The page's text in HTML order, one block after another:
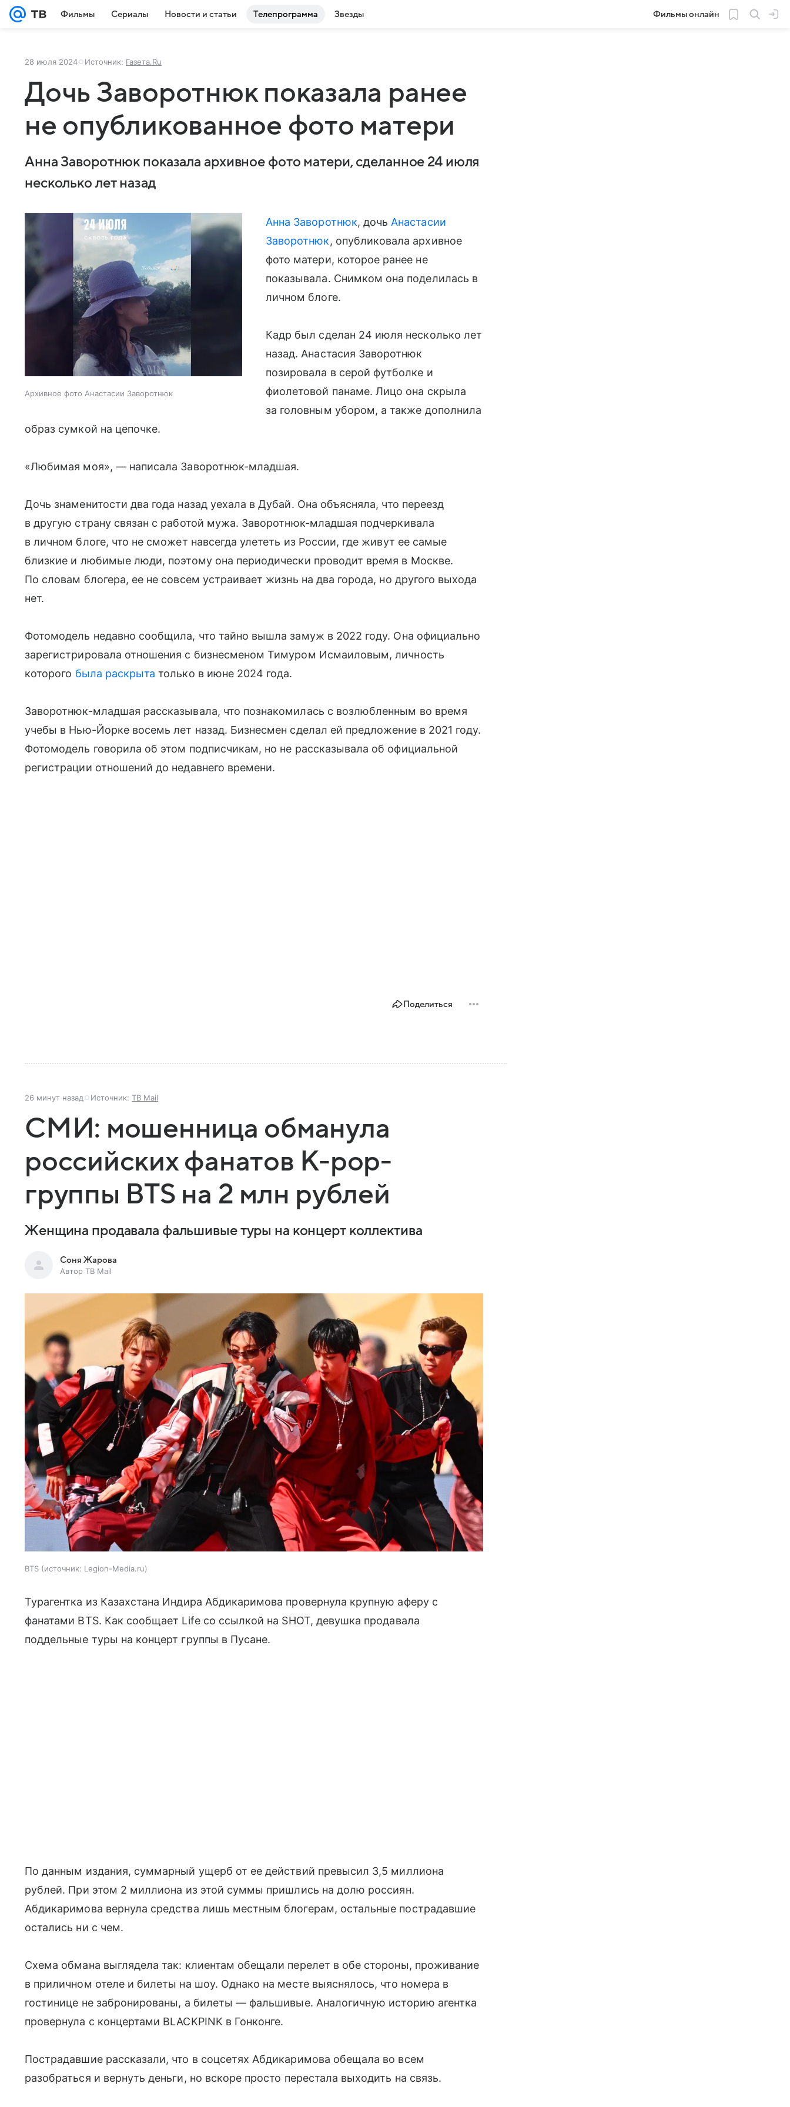
Фильмы Сериалы Новости и статьи Телепрограмма Звезды Фильмы онлайн
28 июля 2024 Источник: Газета.Ru
Дочь Заворотнюк показала ранее
не опубликованное фото матери
Анна Заворотнюк показала архивное фото матери, сделанное 24 июля
несколько лет назад
Архивное фото Анастасии Заворотнюк
Анна Заворотнюк, дочь Анастасии
Заворотнюк, опубликовала архивное
фото матери, которое ранее не
показывала. Снимком она поделилась в
личном блоге.
Кадр был сделан 24 июля несколько лет
назад. Анастасия Заворотнюк
позировала в серой футболке и
фиолетовой панаме. Лицо она скрыла
за головным убором, а также дополнила
образ сумкой на цепочке.
«Любимая моя», — написала Заворотнюк-младшая.
Дочь знаменитости два года назад уехала в Дубай. Она объясняла, что переезд
в другую страну связан с работой мужа. Заворотнюк-младшая подчеркивала
в личном блоге, что не сможет навсегда улететь из России, где живут ее самые
близкие и любимые люди, поэтому она периодически проводит время в Москве.
По словам блогера, ее не совсем устраивает жизнь на два города, но другого выхода
нет.
Фотомодель недавно сообщила, что тайно вышла замуж в 2022 году. Она официально
зарегистрировала отношения с бизнесменом Тимуром Исмаиловым, личность
которого была раскрыта только в июне 2024 года.
Заворотнюк-младшая рассказывала, что познакомилась с возлюбленным во время
учебы в Нью-Йорке восемь лет назад. Бизнесмен сделал ей предложение в 2021 году.
Фотомодель говорила об этом подписчикам, но не рассказывала об официальной
регистрации отношений до недавнего времени.
Поделиться
26 минут назад Источник: ТВ Mail
СМИ: мошенница обманула
российских фанатов K-pop-
группы BTS на 2 млн рублей
Женщина продавала фальшивые туры на концерт коллектива
Соня Жарова
Автор ТВ Mail
BTS источник: Legion-Media.ru
Турагентка из Казахстана Индира Абдикаримова провернула крупную аферу с
фанатами BTS. Как сообщает Life со ссылкой на SHOT, девушка продавала
поддельные туры на концерт группы в Пусане.
По данным издания, суммарный ущерб от ее действий превысил 3,5 миллиона
рублей. При этом 2 миллиона из этой суммы пришлись на долю россиян.
Абдикаримова вернула средства лишь местным блогерам, остальные пострадавшие
остались ни с чем.
Схема обмана выглядела так: клиентам обещали перелет в обе стороны, проживание
в приличном отеле и билеты на шоу. Однако на месте выяснялось, что номера в
гостинице не забронированы, а билеты — фальшивые. Аналогичную историю агентка
провернула с концертами BLACKPINK в Гонконге.
Пострадавшие рассказали, что в соцсетях Абдикаримова обещала во всем
разобраться и вернуть деньги, но вскоре просто перестала выходить на связь.